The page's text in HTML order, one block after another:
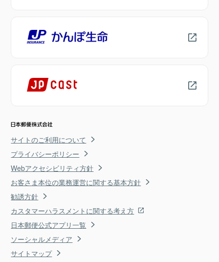
サイトのご利用について
プライバシーポリシー
Webアクセシビリティ方針
お客さま本位の業務運営に関する基本方針
勧誘方針
カスタマーハラスメントに関する考え方
日本郵便公式アプリ一覧
ソーシャルメディア
サイトマップ